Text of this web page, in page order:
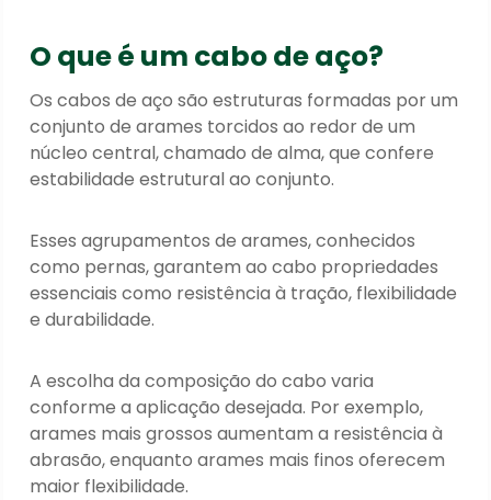
O que é um cabo de aço?
Os cabos de aço são estruturas formadas por um
conjunto de arames torcidos ao redor de um
núcleo central, chamado de alma, que confere
estabilidade estrutural ao conjunto.
Esses agrupamentos de arames, conhecidos
como pernas, garantem ao cabo propriedades
essenciais como resistência à tração, flexibilidade
e durabilidade.
A escolha da composição do cabo varia
conforme a aplicação desejada. Por exemplo,
arames mais grossos aumentam a resistência à
abrasão, enquanto arames mais finos oferecem
maior flexibilidade.